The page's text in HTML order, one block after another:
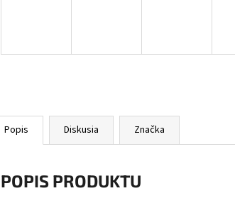
Popis Diskusia Značka
POPIS PRODUKTU